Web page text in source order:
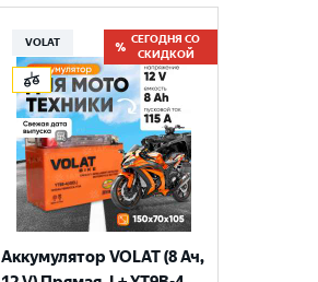
VOLAT
СЕГОДНЯ СО
СКИДКОЙ
Аккумулятор VOLAT (8 Ач,